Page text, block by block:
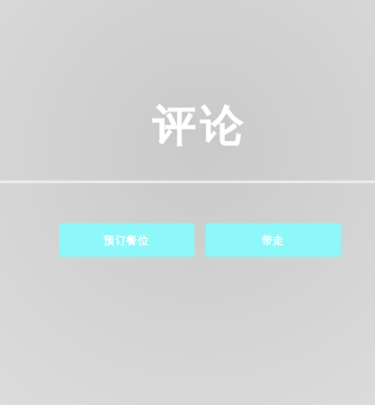
评论
预订餐位 带走